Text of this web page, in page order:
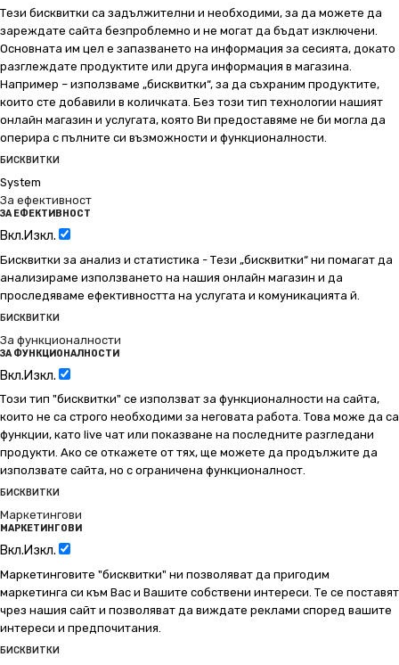
Тези бисквитки са задължителни и необходими, за да можете да
зареждате сайта безпроблемно и не могат да бъдат изключени.
Основната им цел е запазването на информация за сесията, докато
разглеждате продуктите или друга информация в магазина.
Например – използваме „бисквитки“, за да съхраним продуктите,
които сте добавили в количката. Без този тип технологии нашият
онлайн магазин и услугата, която Ви предоставяме не би могла да
оперира с пълните си възможности и функционалности.
БИСКВИТКИ
System
За ефективност
ЗА ЕФЕКТИВНОСТ
Вкл.Изкл.
Бисквитки за анализ и статистика - Тези „бисквитки“ ни помагат да
анализираме използването на нашия онлайн магазин и да
проследяваме ефективността на услугата и комуникацията й.
БИСКВИТКИ
За функционалности
ЗА ФУНКЦИОНАЛНОСТИ
Вкл.Изкл.
Този тип "бисквитки" се използват за функционалности на сайта,
които не са строго необходими за неговата работа. Това може да са
функции, като live чат или показване на последните разгледани
продукти. Ако се откажете от тях, ще можете да продължите да
използвате сайта, но с ограничена функционалност.
БИСКВИТКИ
Маркетингови
МАРКЕТИНГОВИ
Вкл.Изкл.
Маркетинговите "бисквитки" ни позволяват да пригодим
маркетинга си към Вас и Вашите собствени интереси. Те се поставят
чрез нашия сайт и позволяват да виждате реклами според вашите
интереси и предпочитания.
БИСКВИТКИ